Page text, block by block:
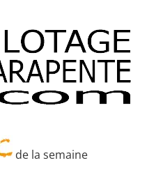
de la semaine